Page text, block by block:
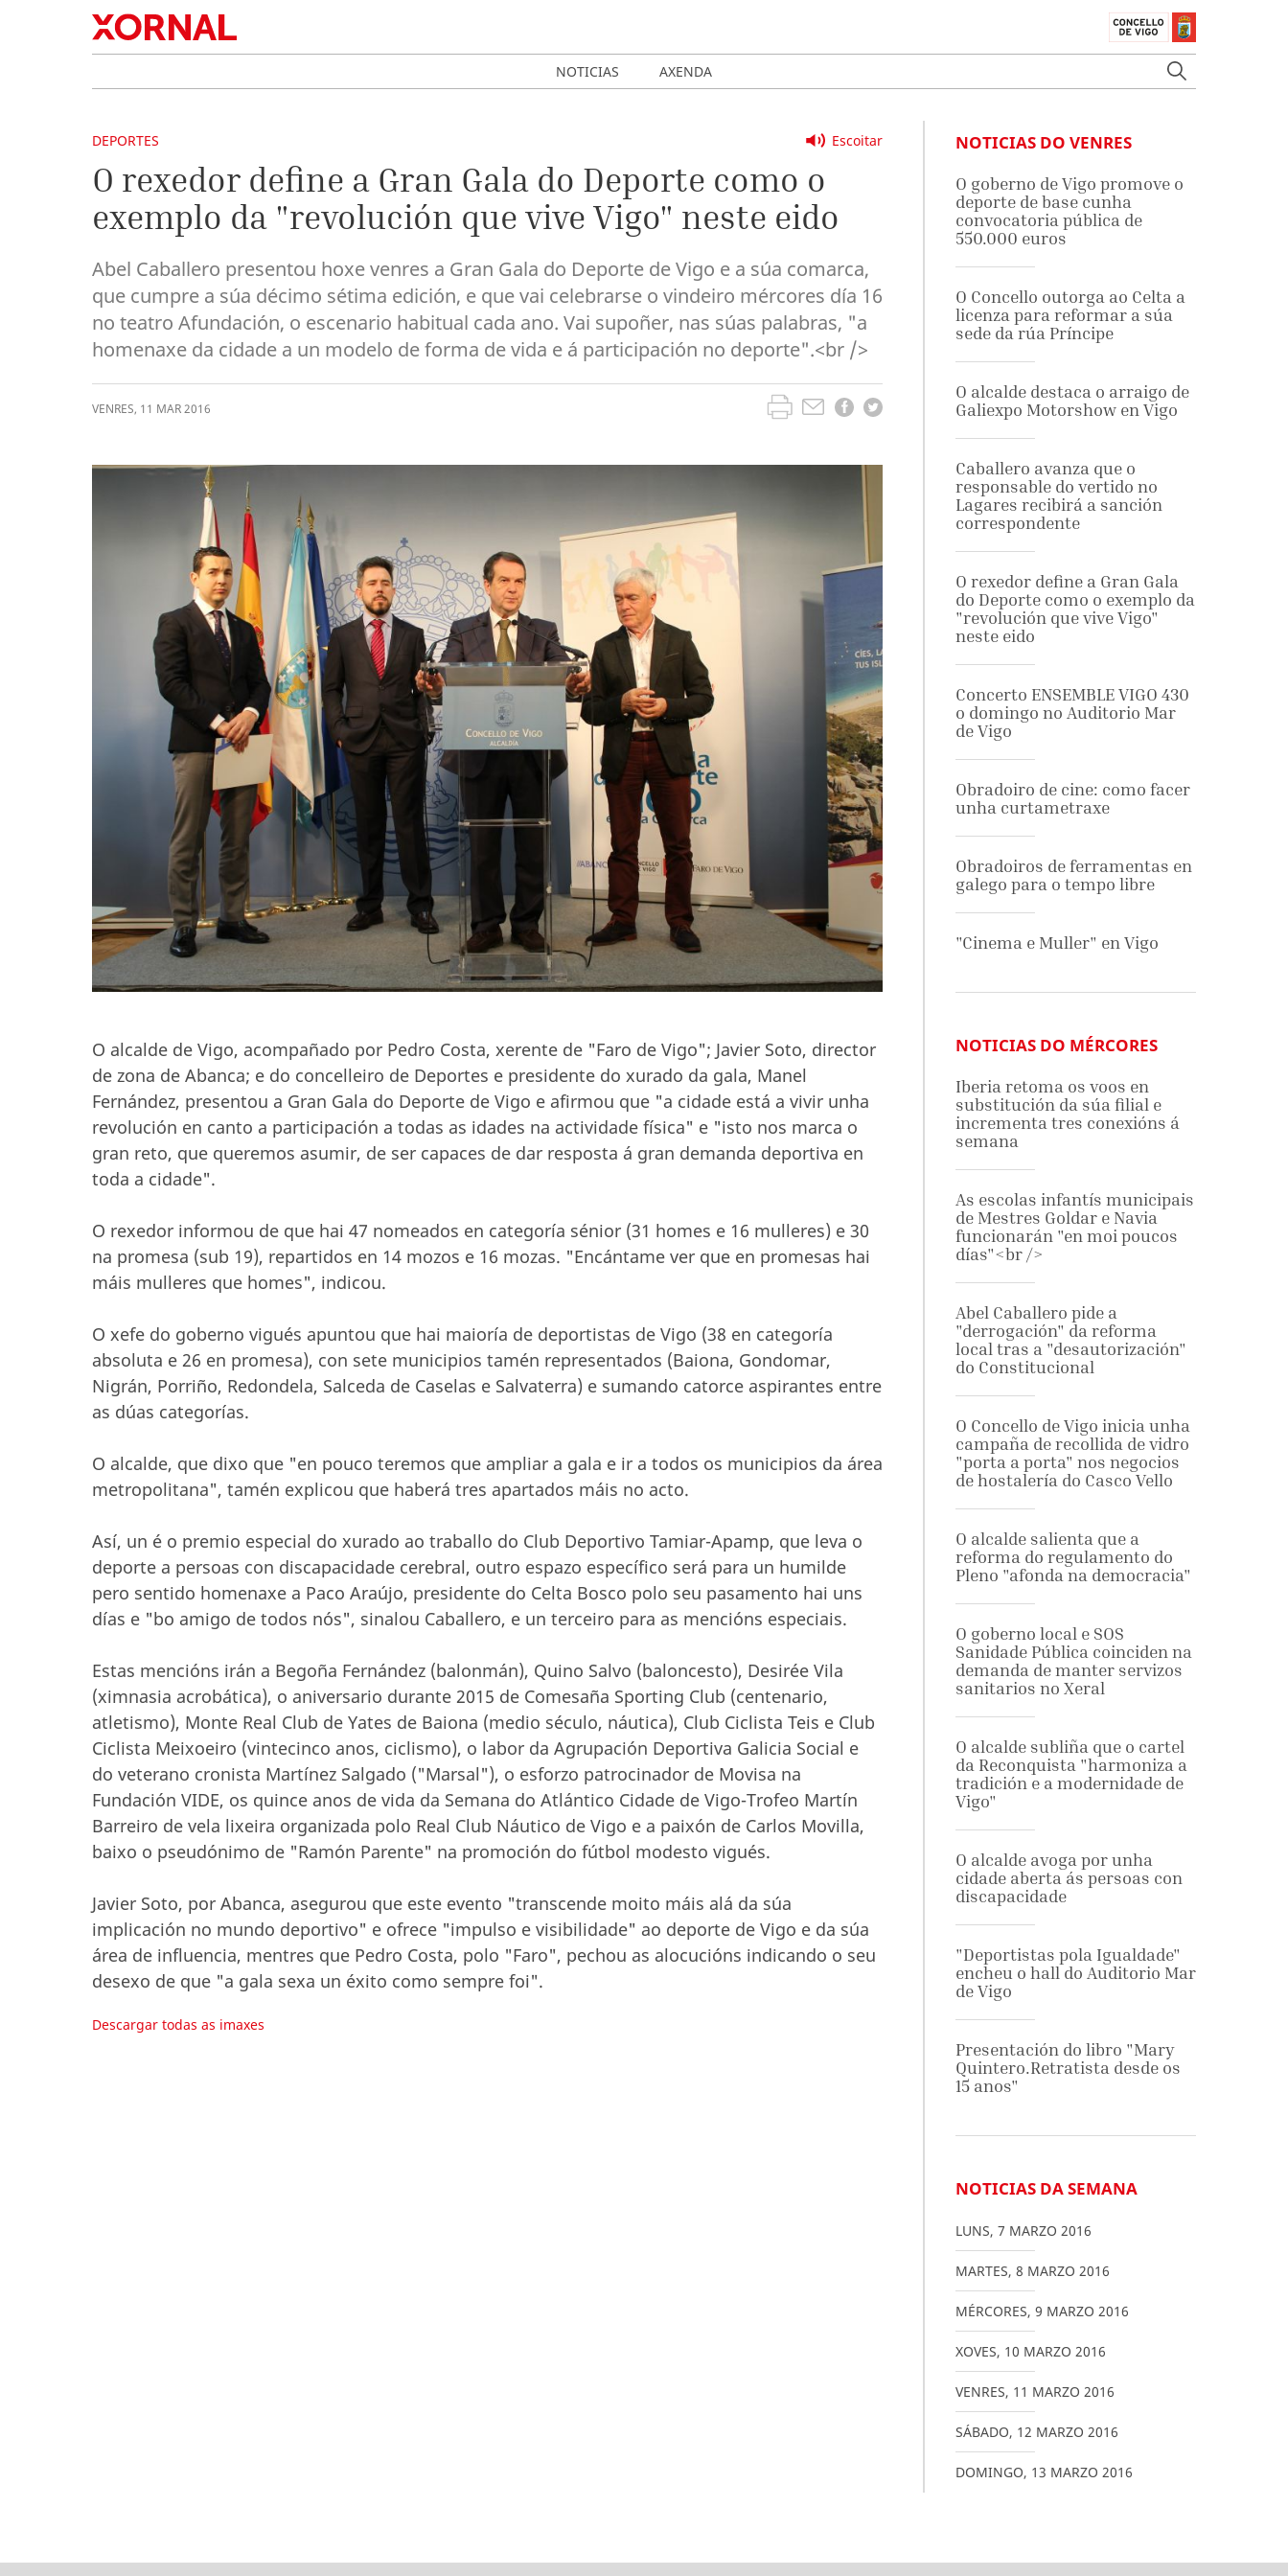
NOTICIAS AXENDA
Escoitar
DEPORTES
O rexedor define a Gran Gala do Deporte como o
exemplo da "revolución que vive Vigo" neste eido
Abel Caballero presentou hoxe venres a Gran Gala do Deporte de Vigo e a súa comarca,
que cumpre a súa décimo sétima edición, e que vai celebrarse o vindeiro mércores día 16
no teatro Afundación, o escenario habitual cada ano. Vai supoñer, nas súas palabras, "a
homenaxe da cidade a un modelo de forma de vida e á participación no deporte".<br />
VENRES, 11 MAR2016
O alcalde de Vigo, acompañado por Pedro Costa, xerente de "Faro de Vigo"; Javier Soto, director
de zona de Abanca; e do concelleiro de Deportes e presidente do xurado da gala, Manel
Fernández, presentou a Gran Gala do Deporte de Vigo e afirmou que "a cidade está a vivir unha
revolución en canto a participación a todas as idades na actividade física" e "isto nos marca o
gran reto, que queremos asumir, de ser capaces de dar resposta á gran demanda deportiva en
toda a cidade".
O rexedor informou de que hai 47 nomeados en categoría sénior (31 homes e 16 mulleres) e 30
na promesa (sub 19), repartidos en 14 mozos e 16 mozas. "Encántame ver que en promesas hai
máis mulleres que homes", indicou.
O xefe do goberno vigués apuntou que hai maioría de deportistas de Vigo (38 en categoría
absoluta e 26 en promesa), con sete municipios tamén representados (Baiona, Gondomar,
Nigrán, Porriño, Redondela, Salceda de Caselas e Salvaterra) e sumando catorce aspirantes entre
as dúas categorías.
O alcalde, que dixo que "en pouco teremos que ampliar a gala e ir a todos os municipios da área
metropolitana", tamén explicou que haberá tres apartados máis no acto.
Así, un é o premio especial do xurado ao traballo do Club Deportivo Tamiar-Apamp, que leva o
deporte a persoas con discapacidade cerebral, outro espazo específico será para un humilde
pero sentido homenaxe a Paco Araújo, presidente do Celta Bosco polo seu pasamento hai uns
días e "bo amigo de todos nós", sinalou Caballero, e un terceiro para as mencións especiais.
Estas mencións irán a Begoña Fernández (balonmán), Quino Salvo (baloncesto), Desirée Vila
(ximnasia acrobática), o aniversario durante 2015 de Comesaña Sporting Club (centenario,
atletismo), Monte Real Club de Yates de Baiona (medio século, náutica), Club Ciclista Teis e Club
Ciclista Meixoeiro (vintecinco anos, ciclismo), o labor da Agrupación Deportiva Galicia Social e
do veterano cronista Martínez Salgado ("Marsal"), o esforzo patrocinador de Movisa na
Fundación VIDE, os quince anos de vida da Semana do Atlántico Cidade de Vigo-Trofeo Martín
Barreiro de vela lixeira organizada polo Real Club Náutico de Vigo e a paixón de Carlos Movilla,
baixo o pseudónimo de "Ramón Parente" na promoción do fútbol modesto vigués.
Javier Soto, por Abanca, asegurou que este evento "transcende moito máis alá da súa
implicación no mundo deportivo" e ofrece "impulso e visibilidade" ao deporte de Vigo e da súa
área de influencia, mentres que Pedro Costa, polo "Faro", pechou as alocucións indicando o seu
desexo de que "a gala sexa un éxito como sempre foi".
Descargar todas as imaxes
NOTICIAS DO VENRES
O goberno de Vigo promove o
deporte de base cunha
convocatoria pública de
550.000 euros
O Concello outorga ao Celta a
licenza para reformar a súa
sede da rúa Príncipe
O alcalde destaca o arraigo de
Galiexpo Motorshow en Vigo
Caballero avanza que o
responsable do vertido no
Lagares recibirá a sanción
correspondente
O rexedor define a Gran Gala
do Deporte como o exemplo da
"revolución que vive Vigo"
neste eido
Concerto ENSEMBLE VIGO 430
o domingo no Auditorio Mar
de Vigo
Obradoiro de cine: como facer
unha curtametraxe
Obradoiros de ferramentas en
galego para o tempo libre
"Cinema e Muller" en Vigo
NOTICIAS DO MÉRCORES
Iberia retoma os voos en
substitución da súa filial e
incrementa tres conexións á
semana
As escolas infantís municipais
de Mestres Goldar e Navia
funcionarán "en moi poucos
días"<br />
Abel Caballero pide a
"derrogación" da reforma
local tras a "desautorización"
do Constitucional
O Concello de Vigo inicia unha
campaña de recollida de vidro
"porta a porta" nos negocios
de hostalería do Casco Vello
O alcalde salienta que a
reforma do regulamento do
Pleno "afonda na democracia"
O goberno local e SOS
Sanidade Pública coinciden na
demanda de manter servizos
sanitarios no Xeral
O alcalde subliña que o cartel
da Reconquista "harmoniza a
tradición e a modernidade de
Vigo"
O alcalde avoga por unha
cidade aberta ás persoas con
discapacidade
"Deportistas pola Igualdade"
encheu o hall do Auditorio Mar
de Vigo
Presentación do libro "Mary
Quintero.Retratista desde os
15 anos"
NOTICIAS DA SEMANA
LUNS, 7 MARZO 2016
MARTES, 8 MARZO 2016
MÉRCORES, 9 MARZO 2016
XOVES, 10 MARZO 2016
VENRES, 11 MARZO 2016
SÁBADO, 12 MARZO 2016
DOMINGO, 13 MARZO 2016